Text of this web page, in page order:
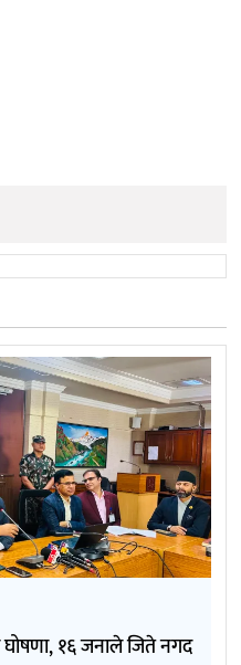
घोषणा, १६ जनाले जिते नगद